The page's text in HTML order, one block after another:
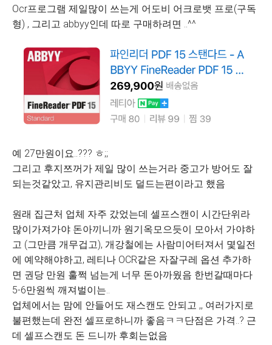
Ocr프로그램 제일많이 쓰는게 어도비 어크로뱃 프로(구독
형) , 그리고 abbyy인데 따로 구매하려면 ..^^
예 27만원이요..??? ㅎ;;
그리고 후지쯔꺼가 제일 많이 쓰는거라 중고가 방어도 잘
되는것같았고, 유지관리비도 덜드는편이라고 했음
원래 집근처 업체 자주 갔었는데 셀프스캔이 시간단위라
많이가져가야 돈아끼니까 원기옥모으듯이 모아서 가야하
고 (그만큼 개무겁고), 개강철에는 사람미어터져서 몇일전
에 예약해야하고, 레티나 OCR같은 자잘구레 옵션 추가하
면 권당 만원 훌쩍 넘는게 너무 돈아까웠음 한번갈때마다
5-6만원씩 깨져벌이는..
업체에서는 맘에 안들어도 재스캔도 안되고 ,, 여러가지로
불편했는데 완전 셀프로하니까 좋음ㅋㅋ단점은 가격..? 근
데 셀프스캔도 돈 드니까 후회는없음